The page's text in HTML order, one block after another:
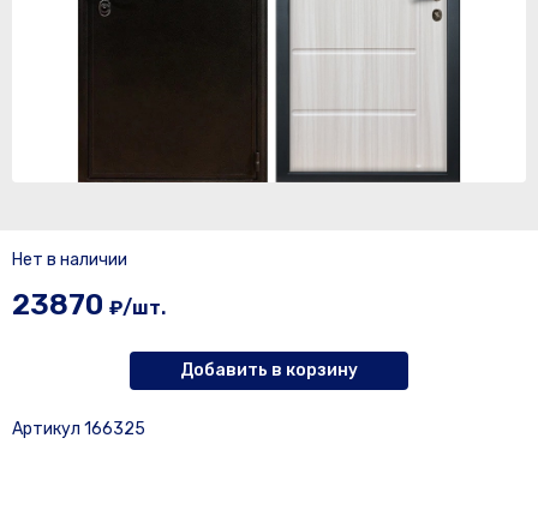
Нет в наличии
23870 ₽/шт.
Добавить в корзину
Артикул 166325